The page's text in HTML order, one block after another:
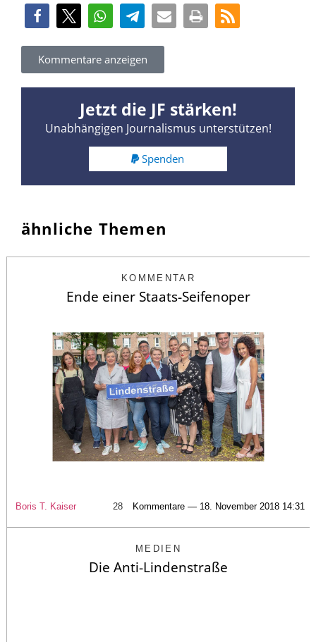
Kommentare anzeigen
Jetzt die JF stärken!
Unabhängigen Journalismus unterstützen!
Spenden
ähnliche Themen
KOMMENTAR
Ende einer Staats-Seifenoper
Boris T. Kaiser 28 Kommentare — 18. November 2018 14:31
MEDIEN
Die Anti-Lindenstraße